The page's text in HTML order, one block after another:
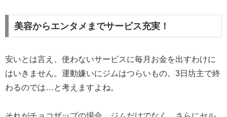
美容からエンタメまでサービス充実！
安いとは言え、使わないサービスに毎月お金を出すわけに
はいきません。運動嫌いにジムはつらいもの。3日坊主で終
わるのでは…と考えますよね。